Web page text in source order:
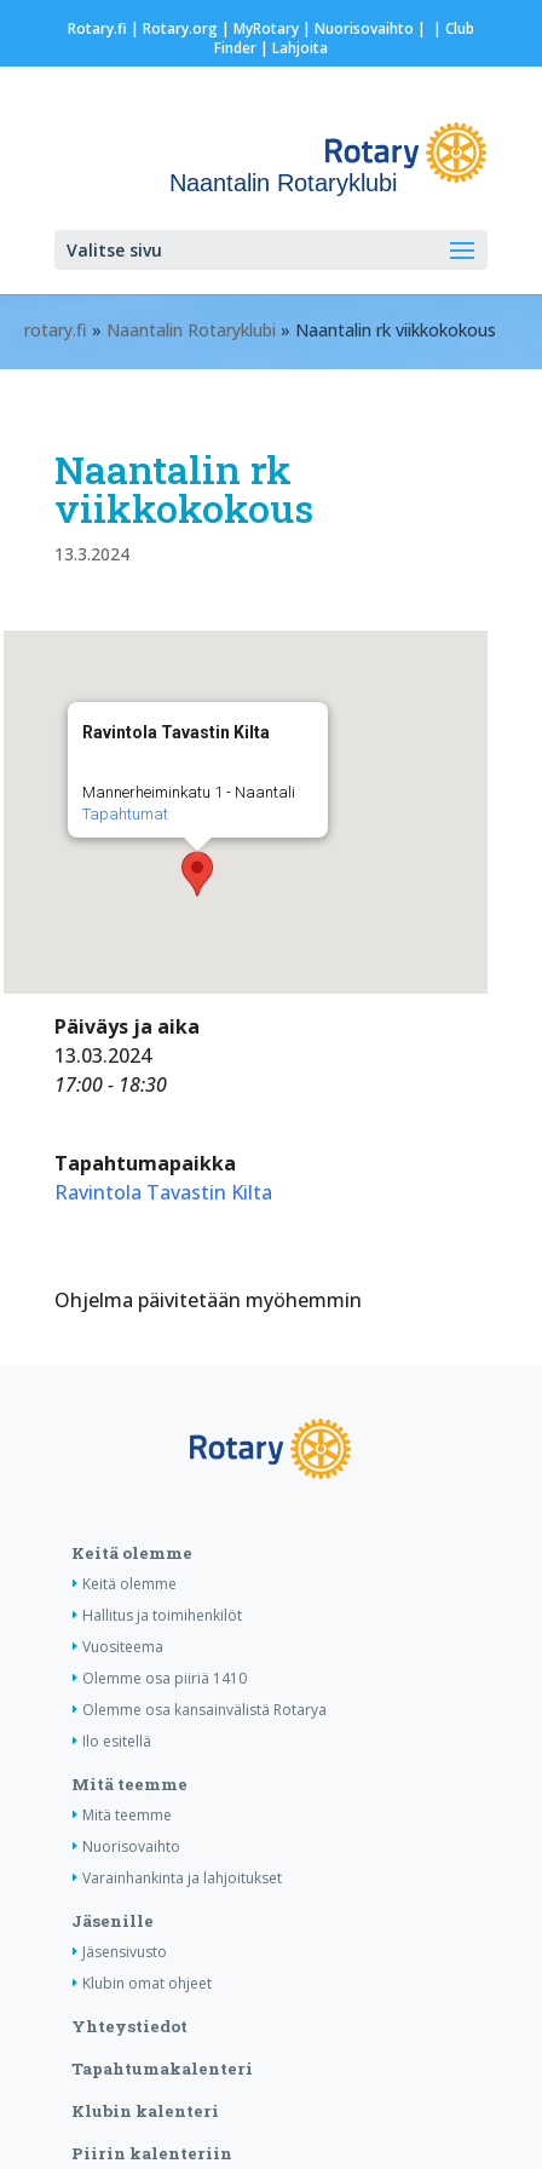
Rotary.fi | Rotary.org| MyRotary | Nuorisovaihto | | Club
Finder| Lahjoita
Naantalin Rotaryklubi
Valitse sivu
rotary.fi » Naantalin Rotaryklubi » Naantalin rk viikkokokous
Naantalin rk
viikkokokous
13.3.2024
Ravintola Tavastin Kilta
Mannerheiminkatu 1 - Naantali
Tapahtumat
Päiväys ja aika
13.03.2024
17:00 - 18:30
Tapahtumapaikka
Ravintola Tavastin Kilta
Ohjelma päivitetään myöhemmin
Keitä olemme
Keitä olemme
Hallitus ja toimihenkilöt
Vuositeema
Olemme osa piiriä 1410
Olemme osa kansainvälistä Rotarya
Ilo esitellä
Mitä teemme
Mitä teemme
Nuorisovaihto
Varainhankinta ja lahjoitukset
Jäsenille
Jäsensivusto
Klubin omat ohjeet
Yhteystiedot
Tapahtumakalenteri
Klubin kalenteri
Piirin kalenteriin